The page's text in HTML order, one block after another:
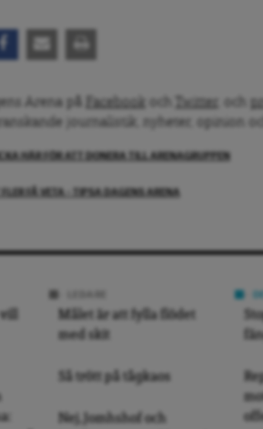
Arena på Facebook Twitter
journalistik, nyheter, opinion
FLER FÅ VETA – TIPSA DAGENS ARENA
Målet är att fylla flödet
med skit
Så trött på tågkaos
Nej, Jomhshof och